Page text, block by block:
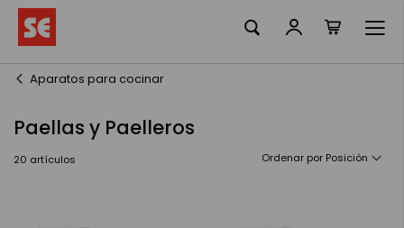
contenido
Aparatos para cocinar
Paellas y Paelleros
20 artículos Ordenar por